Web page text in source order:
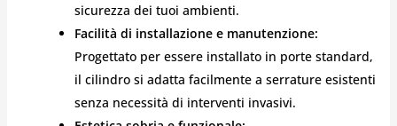
sicurezza dei tuoi ambienti.
Facilità di installazione e manutenzione:
Progettato per essere installato in porte standard,
il cilindro si adatta facilmente a serrature esistenti
senza necessità di interventi invasivi.